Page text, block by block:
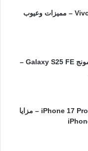
سعر ومواصفات Vivo V60 – مميزات وعيوب
سعر ومواصفات سامسونج Galaxy S25 FE –
سعر ومواصفات iPhone 17 Pro Max – مزايا